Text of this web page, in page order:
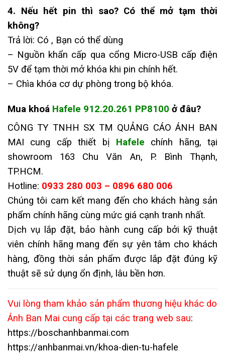
4. Nếu hết pin thì sao? Có thể mở tạm thời
không?
Trả lời: Có , Bạn có thể dùng
– Nguồn khẩn cấp qua cổng Micro-USB cấp điện
5V để tạm thời mở khóa khi pin chính hết.
– Chìa khóa cơ dự phòng trong bộ khóa.
Mua khoá Hafele 912.20.261 PP8100 ở đâu?
CÔNG TY TNHH SX TM QUẢNG CÁO ÁNH BAN
MAI cung cấp thiết bị
Hafele
chính hãng, tại
showroom 163 Chu Văn An, P. Bình Thạnh,
TP.HCM.
Hotline: 0933 280 003 – 0896 680 006
Chúng tôi cam kết mang đến cho khách hàng sản
phẩm chính hãng cùng mức giá cạnh tranh nhất.
Dịch vụ lắp đặt, bảo hành cung cấp bởi kỹ thuật
viên chính hãng mang đến sự yên tâm cho khách
hàng, đồng thời sản phẩm được lắp đặt đúng kỹ
thuật sẽ sử dụng ổn định, lâu bền hơn.
Vui lòng tham khảo sản phẩm thương hiệu khác do
Ánh Ban Mai cung cấp tại các trang web sau:
https://boschanhbanmai.com
https://anhbanmai.vn/khoa-dien-tu-hafele